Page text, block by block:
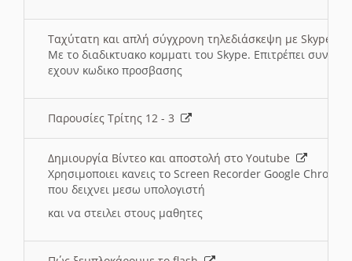
Ταχύτατη και απλή σύγχρονη τηλεδιάσκεψη με Skype
Με το διαδικτυακο κομματι του Skype. Επιτρέπει
εχουν κωδικο προσβασης
Παρουσίες Τρίτης 12 - 3
Δημιουργία Βίντεο και αποστολή στο Youtube
Χρησιμοποιει κανεις το Screen Recorder Google Chrome
που δειχνει μεσω υπολογιστή
και να στειλει στους μαθητες